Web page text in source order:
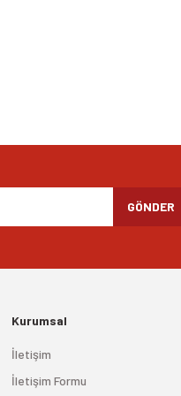
GÖNDER
Kurumsal
İletişim
İletişim Formu